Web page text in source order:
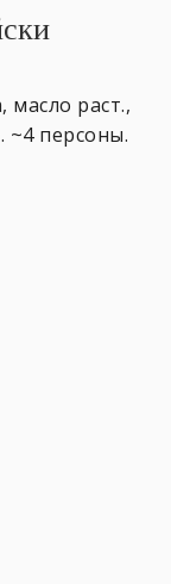
масло раст.,
~4 персоны.